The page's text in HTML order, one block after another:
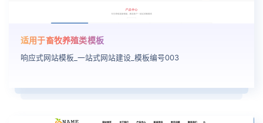
适用于畜牧养殖类模板
响应式网站模板_一站式网站建设_模板编号003